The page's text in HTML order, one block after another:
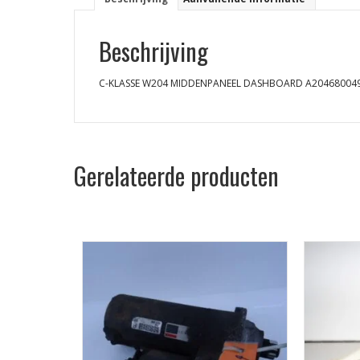
Beschrijving
C-KLASSE W204 MIDDENPANEEL DASHBOARD
Gerelateerde producten